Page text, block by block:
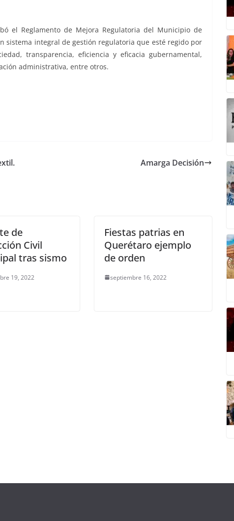
el Reglamento de Mejora Regulatoria del Municipio de
sistema integral de gestión regulatoria que esté regido por
transparencia, eficiencia y eficacia gubernamental,
administrativa, entre otros.
Amarga Decisión
de
Civil
tras sismo
19, 2022
Fiestas patrias en
Querétaro ejemplo
de orden
septiembre 16, 2022